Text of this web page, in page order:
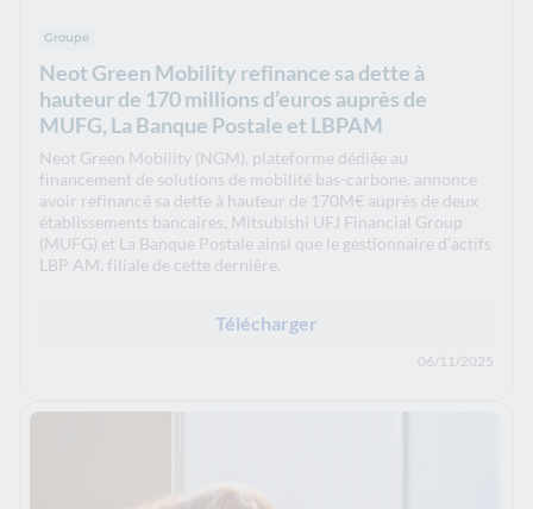
Groupe
Neot Green Mobility refinance sa dette à
hauteur de 170 millions d’euros auprès de
MUFG, La Banque Postale et LBPAM
Neot Green Mobility (NGM), plateforme dédiée au
financement de solutions de mobilité bas-carbone, annonce
avoir refinancé sa dette à hauteur de 170M€ auprès de deux
établissements bancaires, Mitsubishi UFJ Financial Group
(MUFG) et La Banque Postale ainsi que le gestionnaire d’actifs
LBP AM, filiale de cette dernière.
Télécharger
06/11/2025